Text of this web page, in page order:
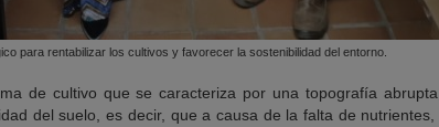
para rentabilizar los cultivos y favorecer la sostenibilidad del entorno.
de cultivo que se caracteriza por una topografía
del suelo, es decir, que a causa de la falta de